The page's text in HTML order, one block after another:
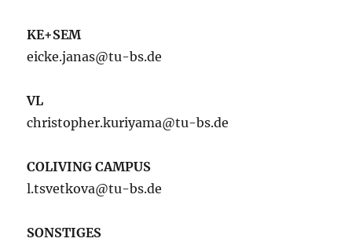
KE+SEM
eicke.janas@tu-bs.de
VL
christopher.kuriyama@tu-bs.de
COLIVING CAMPUS
l.tsvetkova@tu-bs.de
SONSTIGES